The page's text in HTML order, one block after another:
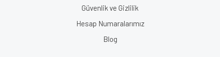
Güvenlik ve Gizlilik
Hesap Numaralarımız
Blog